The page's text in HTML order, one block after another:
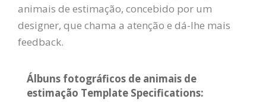
animais de estimação, concebido por um
designer, que chama a atenção e dá-lhe mais
feedback.
Álbuns fotográficos de animais de
estimação Template Specifications: